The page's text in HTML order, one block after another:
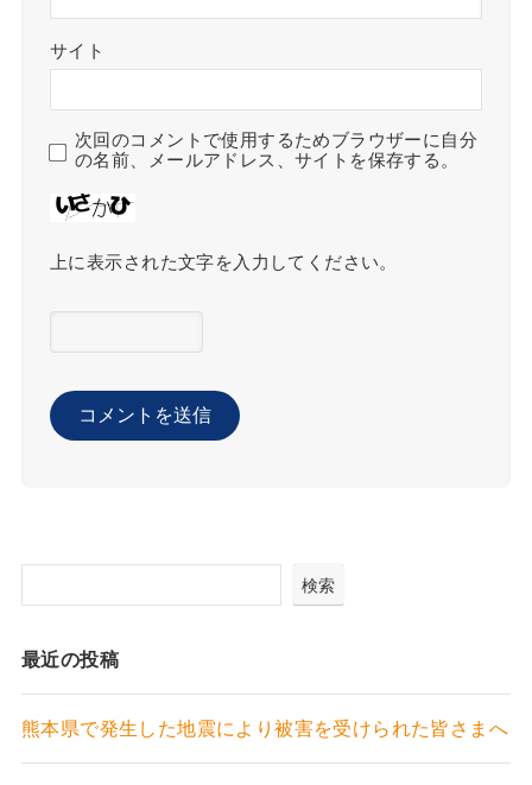
サイト
次回のコメントで使用するためブラウザーに自分
の名前、メールアドレス、サイトを保存する。
上に表示された文字を入力してください。
検索
最近の投稿
熊本県で発生した地震により被害を受けられた皆さまへ